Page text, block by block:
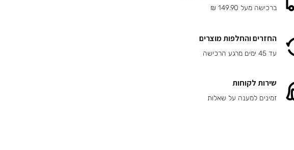
ברכישה מעל 149.90 ₪
החזרים והחלפות מוצרים
עד 45 ימים מרגע הרכישה
שירות לקוחות
זמינים למענה על שאלות